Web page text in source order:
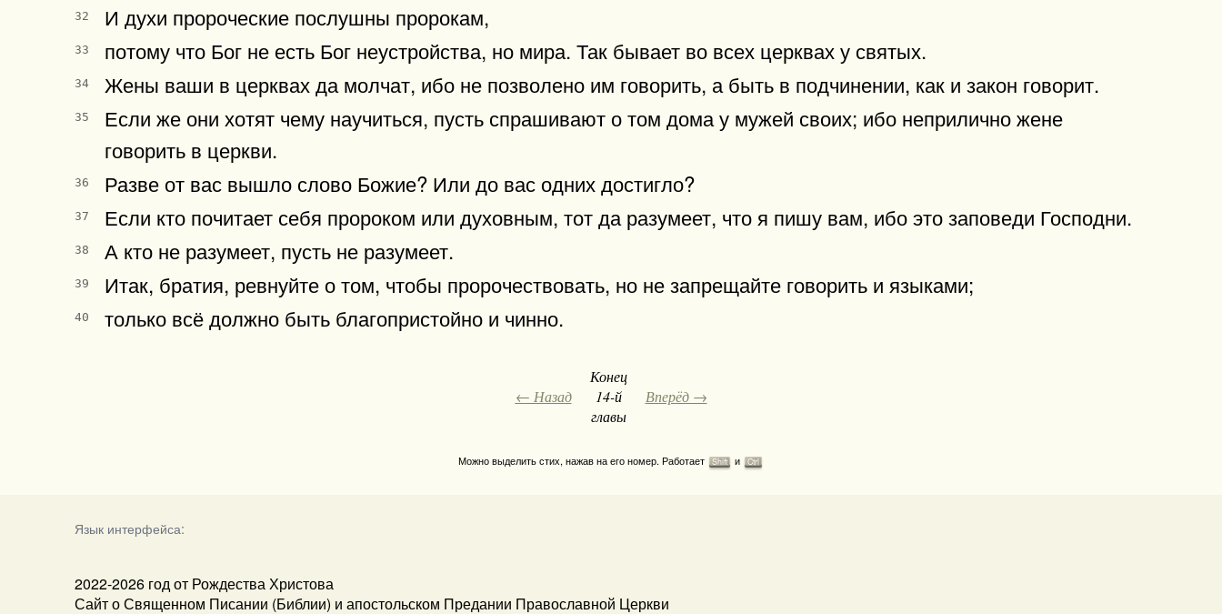
32 И духи пророческие послушны пророкам,
33 потому что Бог не есть Бог неустройства, но мира. Так бывает во всех церквах у святых.
34 Жены ваши в церквах да молчат, ибо не позволено им говорить, а быть в подчинении, как и закон говорит.
35
Если же они хотят чему научиться, пусть спрашивают о том дома у мужей своих; ибо неприлично жене
говорить в церкви.
36 Разве от вас вышло слово Божие? Или до вас одних достигло?
37 Если кто почитает себя пророком или духовным, тот да разумеет, что я пишу вам, ибо это заповеди Господни.
38 А кто не разумеет, пусть не разумеет.
39 Итак, братия, ревнуйте о том, чтобы пророчествовать, но не запрещайте говорить и языками;
40 только всё должно быть благопристойно и чинно.
← Назад
Конец
14-й
главы
Вперёд →
Можно выделить стих, нажав на его номер. Работает Shift и Ctrl
Язык интерфейса:
2022-2026 год от Рождества Христова
Сайт о Священном Писании (Библии) и апостольском Предании Православной Церкви